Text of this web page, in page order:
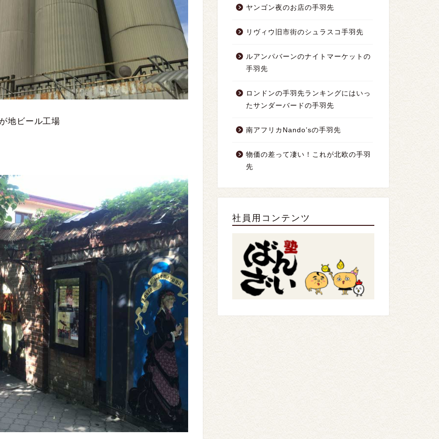
地ビール工場
ヤンゴン夜のお店の手羽先
リヴィウ旧市街のシュラスコ手羽先
ルアンパバーンのナイトマーケットの
手羽先
ロンドンの手羽先ランキングにはいっ
たサンダーバードの手羽先
南アフリカNando’sの手羽先
物価の差って凄い！これが北欧の手羽
先
社員用コンテンツ